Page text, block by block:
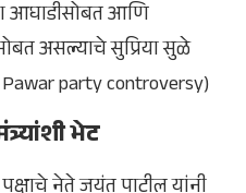
आघाडीसोबत आणि
असल्याचे सुप्रिया सुळे
Pawar party controversy)
भेट